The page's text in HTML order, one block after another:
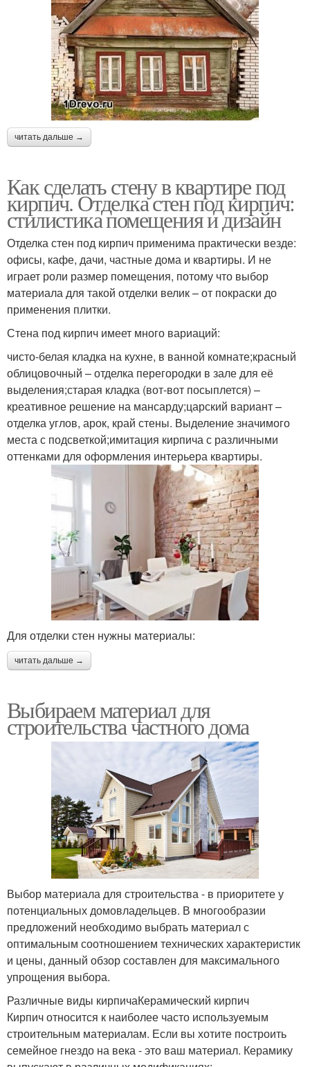
читать дальше →
Как сделать стену в квартире под
кирпич. Отделка стен под кирпич:
стилистика помещения и дизайн
Отделка стен под кирпич применима практически везде:
офисы, кафе, дачи, частные дома и квартиры. И не
играет роли размер помещения, потому что выбор
материала для такой отделки велик – от покраски до
применения плитки.
Стена под кирпич имеет много вариаций:
чисто-белая кладка на кухне, в ванной комнате;красный
облицовочный – отделка перегородки в зале для её
выделения;старая кладка (вот-вот посыплется) –
креативное решение на мансарду;царский вариант –
отделка углов, арок, край стены. Выделение значимого
места с подсветкой;имитация кирпича с различными
оттенками для оформления интерьера квартиры.
Для отделки стен нужны материалы:
читать дальше →
Выбираем материал для
строительства частного дома
Выбор материала для строительства - в приоритете у
потенциальных домовладельцев. В многообразии
предложений необходимо выбрать материал с
оптимальным соотношением технических характеристик
и цены, данный обзор составлен для максимального
упрощения выбора.
Различные виды кирпичаКерамический кирпич
Кирпич относится к наиболее часто используемым
строительным материалам. Если вы хотите построить
семейное гнездо на века - это ваш материал. Керамику